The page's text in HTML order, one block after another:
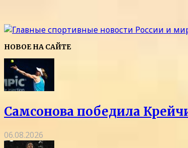
НОВОЕ НА САЙТЕ
Самсонова победила
06.08.2026